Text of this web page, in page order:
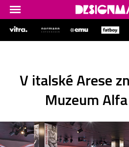
V italské Arese
Muzeum